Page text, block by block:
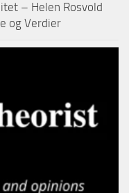
– Helen Rosvold
og Verdier